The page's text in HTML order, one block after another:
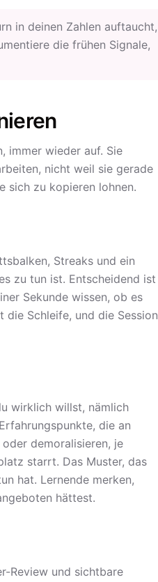
in deinen Zahlen auftaucht,
die frühen Signale,
immer wieder auf. Sie
nicht weil sie gerade
sich zu kopieren lohnen.
Streaks und ein
zu tun ist. Entscheidend ist
Sekunde wissen, ob es
Schleife, und die Session
wirklich willst, nämlich
die an
demoralisieren, je
starrt. Das Muster, das
hat. Lernende merken,
hättest.
Review und sichtbare